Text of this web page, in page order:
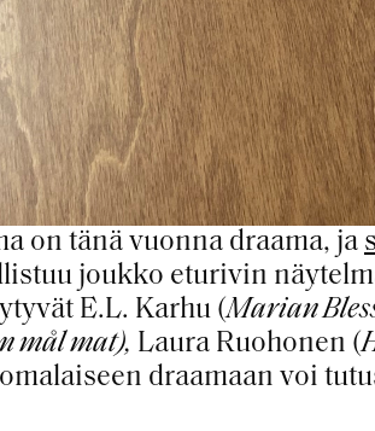
on tänä vuonna draama, ja
joukko eturivin
E.L. Karhu (Marian
mål mat), Laura Ruohonen (
draamaan voi